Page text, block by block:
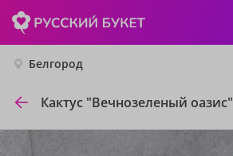
Белгород
Кактус "Вечнозеленый оазис"